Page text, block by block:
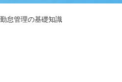
勤怠管理の基礎知識